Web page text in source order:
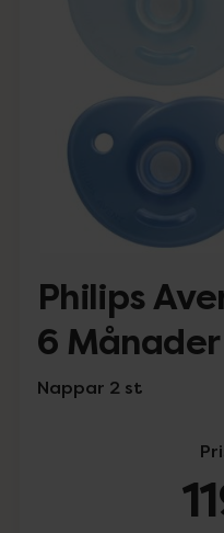
Philips
6 Månader
Nappar 2 st